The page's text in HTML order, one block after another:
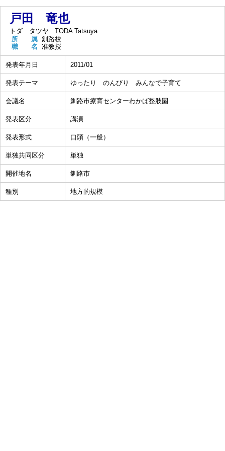
戸田 竜也
トダ タツヤ
TODA Tatsuya
所 属 釧路校
職 名 准教授
発表年月日 2011/01
発表テーマ ゆったり のんびり みんなで子育て
会議名 釧路市療育センターわかば整肢園
発表区分 講演
発表形式 口頭（一般）
単独共同区分 単独
開催地名 釧路市
種別 地方的規模